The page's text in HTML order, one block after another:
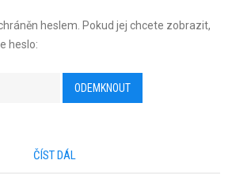
heslem. Pokud jej chcete zobrazit,
heslo:
ČÍST DÁL